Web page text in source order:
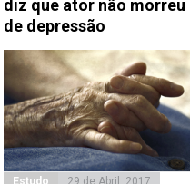
diz que ator não morreu
de depressão
Estudo 29 de Abril, 2017